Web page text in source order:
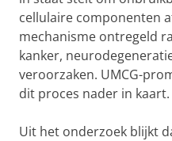
cellulaire componenten
mechanisme ontregeld
kanker,
veroorzaken. UMCG-
dit proces nader in kaart.
Uit het onderzoek blijkt